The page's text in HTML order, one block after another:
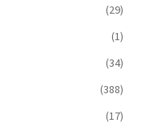
(29)
(1)
(34)
(388)
(17)